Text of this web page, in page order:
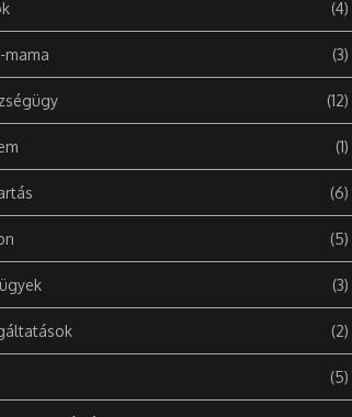
(4)
mama (3)
(12)
(1)
(6)
(5)
(3)
(2)
(5)